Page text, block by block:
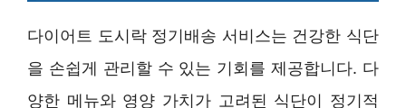
다이어트 도시락 정기배송 서비스는 건강한 식단
을 손쉽게 관리할 수 있는 기회를 제공합니다. 다
양한 메뉴와 영양 가치가 고려된 식단이 정기적